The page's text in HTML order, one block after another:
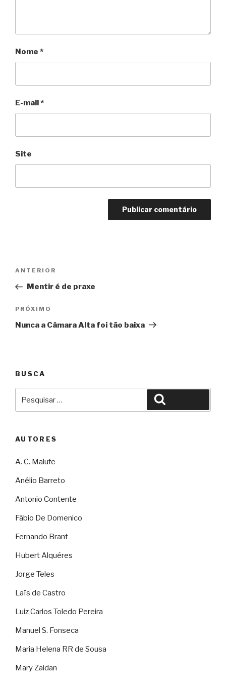
Nome *
E-mail*
Site
Post
Anterior
ANTERIOR
Mentir é de praxe
Próximo
PRÓXIMO
Nunca a Câmara Alta foi tão baixa
BUSCA
por:
AUTORES
A. C. Malufe
Anélio Barreto
Antonio Contente
Fábio De Domenico
Fernando Brant
Hubert Alquéres
Jorge Teles
Laïs de Castro
Luiz Carlos Toledo Pereira
Manuel S. Fonseca
Maria Helena RR de Sousa
Mary Zaidan